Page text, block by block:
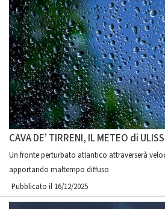
CAVA DE’ TIRRENI, IL METEO di
Un fronte perturbato atlantico attraverserà
apportando maltempo diffuso
Pubblicato il 16/12/2025